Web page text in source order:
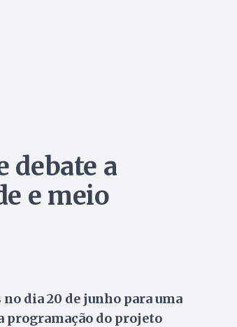
debate a
e meio
dia 20 de junho para uma
programação do projeto